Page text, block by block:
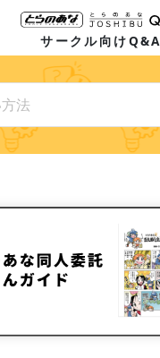
サークル向けQ&A